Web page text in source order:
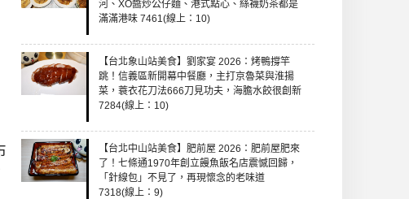
河、XO醬炒公仔麵、港式點心、絲襪奶茶都是
滿滿港味 7461(線上：10)
【台北象山站美食】劉家宴 2026：烤鴨撐竿
跳！信義區新開幕中餐廳，主打京魯菜與淮揚
菜，蓑衣花刀法666刀見功夫，海膽水餃很創新
7284(線上：10)
【台北中山站美食】肥前屋 2026：肥前屋肥來
了！七條通1970年創立饅魚飯名店震憾回歸，
「針線包」不見了，再現懷念的老味道
7318(線上：9)